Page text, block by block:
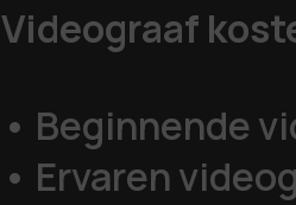
Videograaf
• Beginnende
• Ervaren